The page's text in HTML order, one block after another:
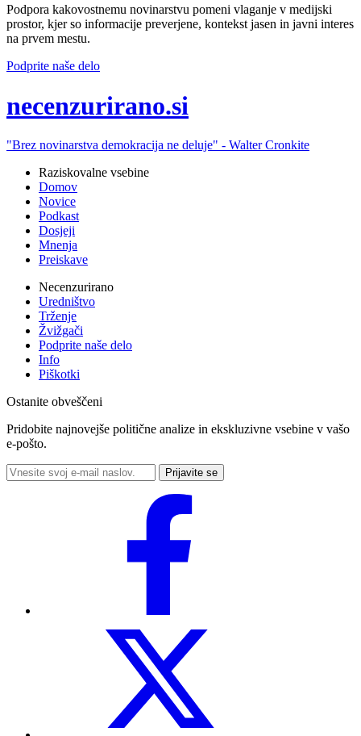
Podpora kakovostnemu novinarstvu pomeni vlaganje v medijski
prostor, kjer so informacije preverjene, kontekst jasen in javni interes
na prvem mestu.
Podprite naše delo
necenzurirano.si
"Brez novinarstva demokracija ne deluje" - Walter Cronkite
Raziskovalne vsebine
Domov
Novice
Podkast
Dosjeji
Mnenja
Preiskave
Necenzurirano
Uredništvo
Trženje
Žvižgači
Podprite naše delo
Info
Piškotki
Ostanite obveščeni
Pridobite najnovejše politične analize in ekskluzivne vsebine v vašo
e-pošto.
Prijavite se